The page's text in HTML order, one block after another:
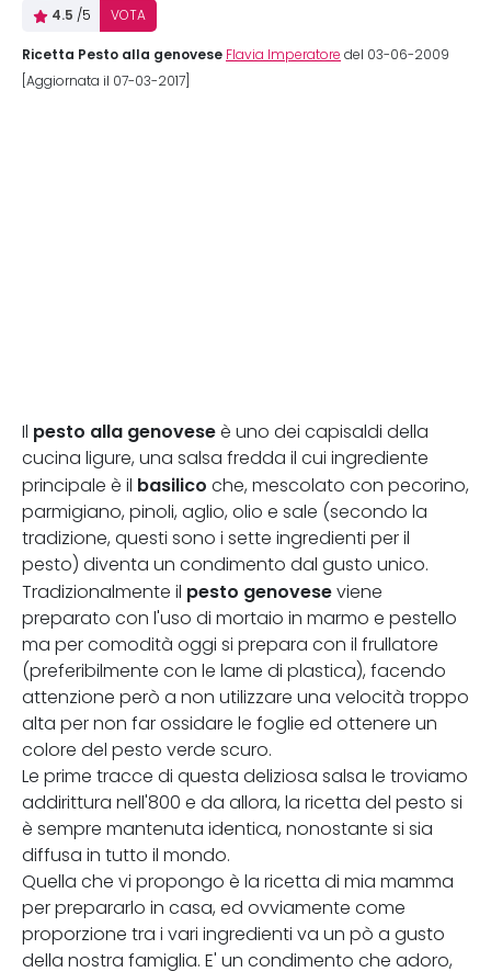
4.5 /5 VOTA
Ricetta Pesto alla genovese Flavia Imperatore del 03-06-2009
[Aggiornata il 07-03-2017]
Il pesto alla genovese è uno dei capisaldi della
cucina ligure, una salsa fredda il cui ingrediente
principale è il basilico che, mescolato con pecorino,
parmigiano, pinoli, aglio, olio e sale (secondo la
tradizione, questi sono i sette ingredienti per il
pesto) diventa un condimento dal gusto unico.
Tradizionalmente il pesto genovese viene
preparato con l'uso di mortaio in marmo e pestello
ma per comodità oggi si prepara con il frullatore
(preferibilmente con le lame di plastica), facendo
attenzione però a non utilizzare una velocità troppo
alta per non far ossidare le foglie ed ottenere un
colore del pesto verde scuro.
Le prime tracce di questa deliziosa salsa le troviamo
addirittura nell'800 e da allora, la ricetta del pesto si
è sempre mantenuta identica, nonostante si sia
diffusa in tutto il mondo.
Quella che vi propongo è la ricetta di mia mamma
per prepararlo in casa, ed ovviamente come
proporzione tra i vari ingredienti va un pò a gusto
della nostra famiglia. E' un condimento che adoro,